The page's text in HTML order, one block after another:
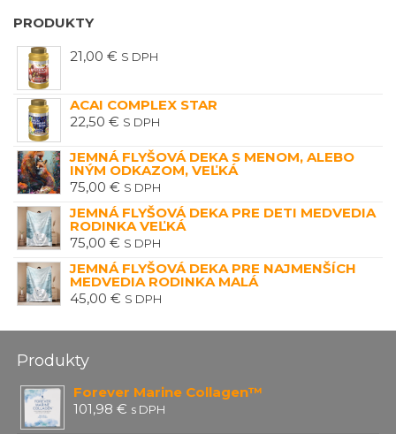
PRODUKTY
21,00 € S DPH
ACAI COMPLEX STAR
22,50 € S DPH
JEMNÁ FLYŠOVÁ DEKA S MENOM, ALEBO
INÝM ODKAZOM, VEĽKÁ
75,00 € S DPH
JEMNÁ FLYŠOVÁ DEKA PRE DETI MEDVEDIA
RODINKA VEĽKÁ
75,00 € S DPH
JEMNÁ FLYŠOVÁ DEKA PRE NAJMENŠÍCH
MEDVEDIA RODINKA MALÁ
45,00 € S DPH
Produkty
Forever Marine Collagen™
101,98€ s DPH